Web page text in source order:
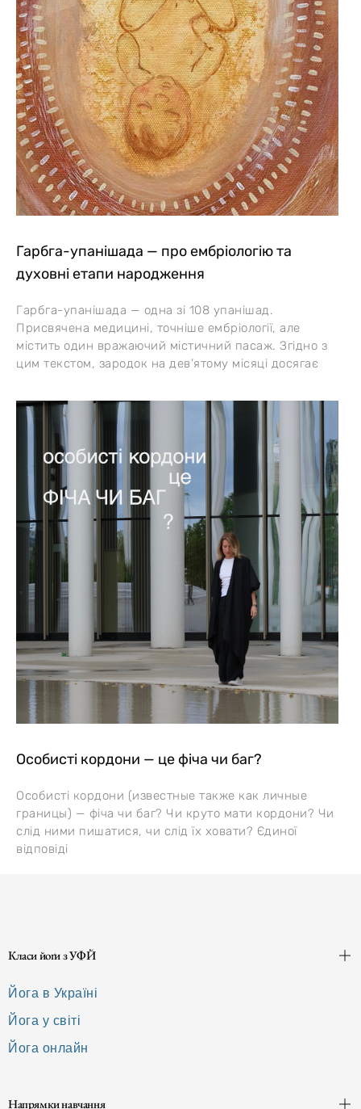
Гарбга-упанішада — про ембріологію та
духовні етапи народження
Гарбга-упанішада — одна зі 108 упанішад.
Присвячена медицині, точніше ембріології, але
містить один вражаючий містичний пасаж. Згідно з
цим текстом, зародок на дев’ятому місяці досягає
Особисті кордони — це фіча чи баг?
Особисті кордони (известные также как личные
границы) — фіча чи баг? Чи круто мати кордони? Чи
слід ними пишатися, чи слід їх ховати? Єдиної
відповіді
Класи йоґи з УФЙ
Йога в Україні
Йога у світі
Йога онлайн
Напрямки навчання